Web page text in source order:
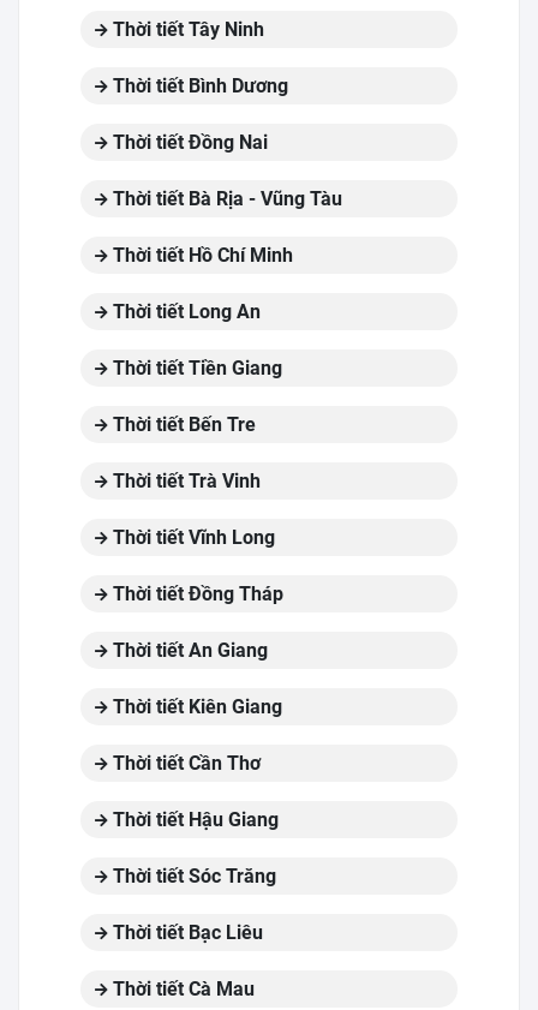
Thời tiết Tây Ninh
Thời tiết Bình Dương
Thời tiết Đồng Nai
Thời tiết Bà Rịa - Vũng Tàu
Thời tiết Hồ Chí Minh
Thời tiết Long An
Thời tiết Tiền Giang
Thời tiết Bến Tre
Thời tiết Trà Vinh
Thời tiết Vĩnh Long
Thời tiết Đồng Tháp
Thời tiết An Giang
Thời tiết Kiên Giang
Thời tiết Cần Thơ
Thời tiết Hậu Giang
Thời tiết Sóc Trăng
Thời tiết Bạc Liêu
Thời tiết Cà Mau